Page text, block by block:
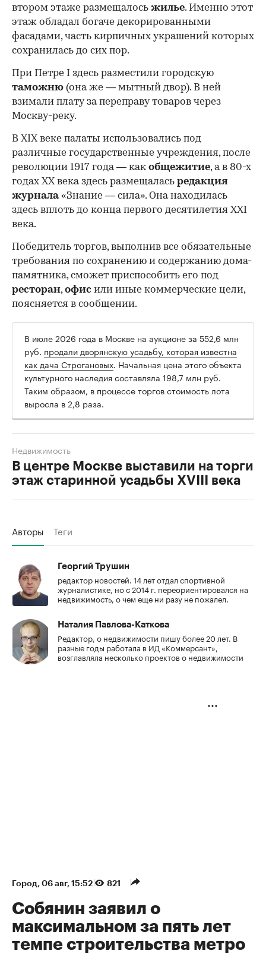
втором этаже размещалось жилье. Именно этот
этаж обладал богаче декорированными
фасадами, часть кирпичных украшений которых
сохранилась до сих пор.
При Петре I здесь разместили городскую
таможню (она же — мытный двор). В ней
взимали плату за переправу товаров через
Москву-реку.
В XIX веке палаты использовались под
различные государственные учреждения, после
революции 1917 года — как общежитие, а в 80-х
годах XX века здесь размещалась редакция
журнала«Знание — сила». Она находилась
здесь вплоть до конца первого десятилетия XXI
века.
Победитель торгов, выполнив все обязательные
требования по сохранению и содержанию дома-
памятника, сможет приспособить его под
ресторан,офис или иные коммерческие цели,
поясняется в сообщении.
В июле 2026 года в Москве на аукционе за 552,6 млн
руб. продали дворянскую усадьбу, которая известна
как дача Строгановых. Начальная цена этого объекта
культурного наследия составляла 198,7 млн руб.
Таким образом, в процессе торгов стоимость лота
выросла в 2,8 раза.
В центре Москве выставили на торги
этаж старинной усадьбы XVIII века
Недвижимость
Авторы Теги
Георгий Трушин
редактор новостей. 14 лет отдал спортивной
журналистике, но с 2014 г. переориентировался на
недвижимость, о чем еще ни разу не пожалел.
Наталия Павлова-Каткова
Редактор, о недвижимости пишу более 20 лет. В
разные годы работала в ИД «Коммерсант»,
возглавляла несколько проектов о недвижимости
Город⁠, 06 авг, 15:52 821
Собянин заявил о
максимальном за пять лет
темпе строительства метро